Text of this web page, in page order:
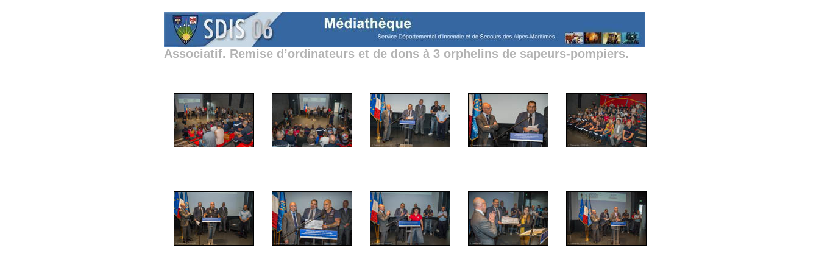
Associatif. Remise d’ordinateurs et de dons à 3 orphelins de sapeurs-pompiers.